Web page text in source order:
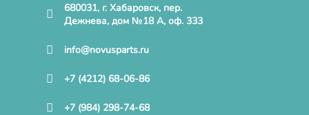
680031, г. Хабаровск, пер.
Дежнева, дом №18 А, оф. 333
info@novusparts.ru
+7 (4212) 68-06-86
+7 (984) 298-74-68